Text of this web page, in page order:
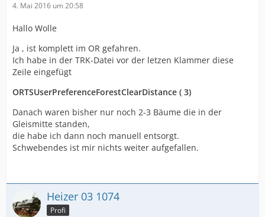
4. Mai 2016 um 20:58
Hallo Wolle
Ja , ist komplett im OR gefahren.
Ich habe in der TRK-Datei vor der letzen Klammer diese
Zeile eingefügt
ORTSUserPreferenceForestClearDistance ( 3)
Danach waren bisher nur noch 2-3 Bäume die in der
Gleismitte standen,
die habe ich dann noch manuell entsorgt.
Schwebendes ist mir nichts weiter aufgefallen.
Heizer 03 1074
Profi